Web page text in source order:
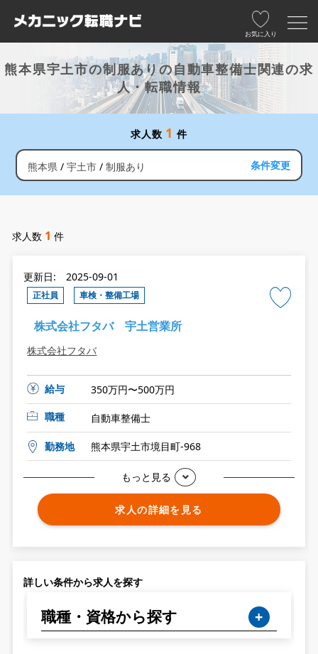
お気に入り
熊本県宇土市の制服ありの自動車整備士関連の求
人・転職情報
求人数 1 件
熊本県 宇土市 制服あり 条件変更
求人数 1 件
更新日: 2025-09-01
正社員 車検・整備工場
株式会社フタバ 宇土営業所
株式会社フタバ
給与
350万円〜500万円
職種
自動車整備士
勤務地 熊本県宇土市境目町-968
もっと見る
求人の詳細を見る
詳しい条件から求人を探す
職種・資格から探す